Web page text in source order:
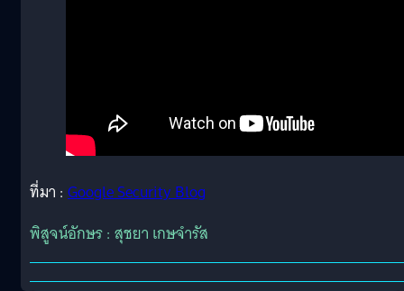
ที่มา : Google Security Blog
พิสูจน์อักษร : สุชยา เกษจำรัส